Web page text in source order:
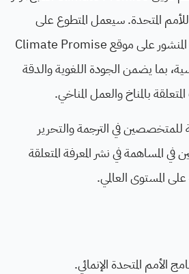
للأمم المتحدة. سيعمل المتطوع على
مراجعة وتدقيق المحتوى المنشور على موقع Climate Promise
بما يضمن الجودة اللغوية والدقة
بالمناخ والعمل المناخي.
في الترجمة والتحرير
في المساهمة في نشر المعرفة المتعلقة
المستوى العالمي.
الأمم المتحدة الإنمائي.